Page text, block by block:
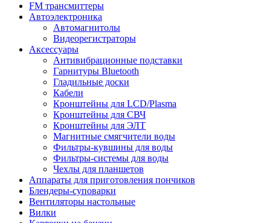
FM трансмиттеры
Автоэлектроника
Автомагнитолы
Видеорегистраторы
Аксессуары
Антивибрационные подставки
Гарнитуры Bluetooth
Гладильные доски
Кабели
Кронштейны для LCD/Plasma
Кронштейны для СВЧ
Кронштейны для ЭЛТ
Магнитные смягчители воды
Фильтры-кувшины для воды
Фильтры-системы для воды
Чехлы для планшетов
Аппараты для приготовления пончиков
Блендеры-суповарки
Вентиляторы настольные
Вилки